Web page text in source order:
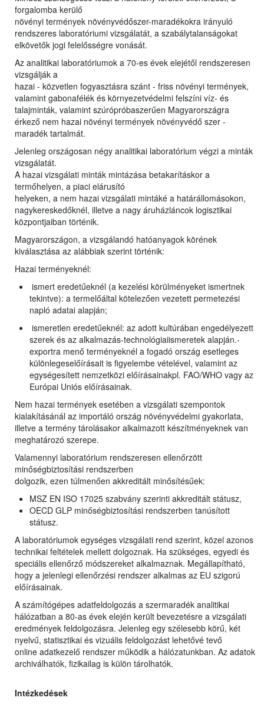
forgalomba kerülő
növényi termények növényvédőszer-maradékokra irányuló
rendszeres laboratóriumi vizsgálatát, a szabálytalanságokat
elkövetők jogi felelősségre vonását.
Az analitikai laboratóriumok a 70-es évek elejétől rendszeresen
vizsgálják a
hazai - közvetlen fogyasztásra szánt - friss növényi termények,
valamint gabonafélék és környezetvédelmi felszíni víz- és
talajminták, valamint szúrópróbaszerűen Magyarországra
érkező nem hazai növényi termények növényvédő szer -
maradék tartalmát.
Jelenleg országosan négy analitikai laboratórium végzi a minták
vizsgálatát.
A hazai vizsgálati minták mintázása betakarításkor a
termőhelyen, a piaci elárusító
helyeken, a nem hazai vizsgálati mintáké a határállomásokon,
nagykereskedőknél, illetve a nagy áruházláncok logisztikai
központjaiban történik.
Magyarországon, a vizsgálandó hatóanyagok körének
kiválasztása az alábbiak szerint történik:
Hazai terményeknél:
ismert eredetűeknél (a kezelési körülményeket ismertnek
tekintve): a termelőáltal kötelezően vezetett permetezési
napló adatai alapján;
ismeretlen eredetűeknél: az adott kultúrában engedélyezett
szerek és az alkalmazás-technológiaiismeretek alapján.-
exportra menő terményeknél a fogadó ország esetleges
különlegeselőírásait is figyelembe vételével, valamint az
egységesített nemzetközi előírásainakpl. FAO/WHO vagy az
Európai Uniós előírásainak.
Nem hazai termények esetében a vizsgálati szempontok
kialakításánál az importáló ország növényvédelmi gyakorlata,
illetve a termény tárolásakor alkalmazott készítményeknek van
meghatározó szerepe.
Valamennyi laboratórium rendszeresen ellenőrzött
minőségbiztosítási rendszerben
dolgozik, ezen túlmenően akkreditált minősítésűek:
MSZ EN ISO 17025 szabvány szerinti akkreditált státusz,
OECD GLP minőségbiztosítási rendszerben tanúsított
státusz.
A laboratóriumok egységes vizsgálati rend szerint, közel azonos
technikai feltételek mellett dolgoznak. Ha szükséges, egyedi és
speciális ellenőrző módszereket alkalmaznak. Megállapítható,
hogy a jelenlegi ellenőrzési rendszer alkalmas az EU szigorú
előírásainak.
A számítógépes adatfeldolgozás a szermaradék analitikai
hálózatban a 80-as évek elején került bevezetésre a vizsgálati
eredmények feldolgozásra. Jelenleg egy szélesebb körű, két
nyelvű, statisztikai és vizuális feldolgozást lehetővé tevő
online adatkezelő rendszer működik a hálózatunkban. Az adatok
archiválhatók, fizikailag is külön tárolhatók.
Intézkedések